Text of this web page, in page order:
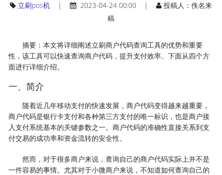
立刷pos机| 2023-04-24 00:00 |
投稿人：佚名来
稿
摘要：本文将详细阐述立刷商户代码查询工具的优势和重要
性，该工具可以快速查询商户代码，提升支付效率。下面从四个方
面进行详细介绍。
一、简介
随着近几年移动支付的快速发展，商户代码变得越来越重要，
商户代码是银行卡支付和各种第三方支付的唯一标识，也是商户接
入支付系统基本的关键参数之一。商户代码的准确性直接关系到支
付交易的成功率和资金流转的安全性。
然而，对于很多商户来说，查询自己的商户代码实际上并不是
一件容易的事情。尤其对于小微商户来说，不知道如何查询自己的